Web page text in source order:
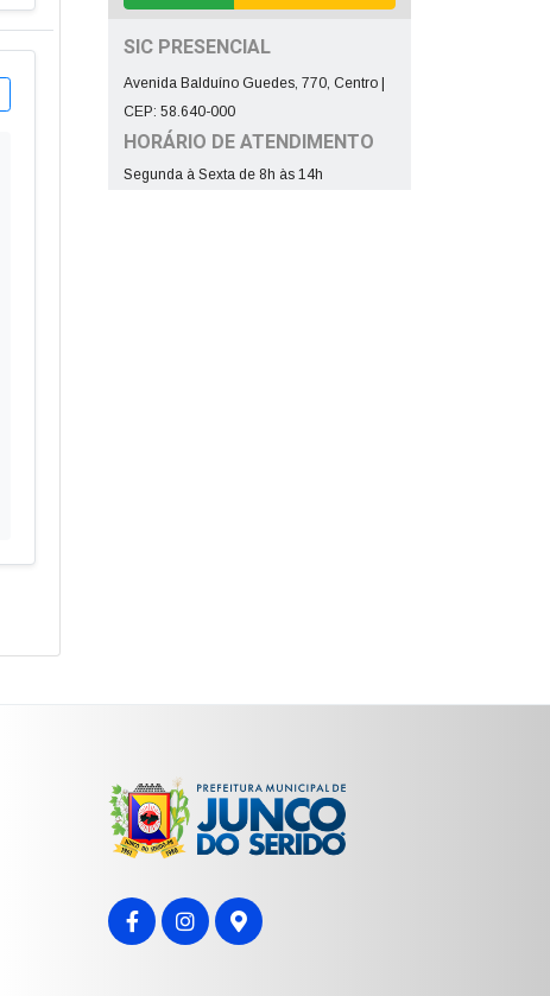
SIC PRESENCIAL
Avenida Balduíno Guedes, 770, Centro |
CEP: 58.640-000
HORÁRIO DE ATENDIMENTO
Segunda à Sexta de 8h às 14h